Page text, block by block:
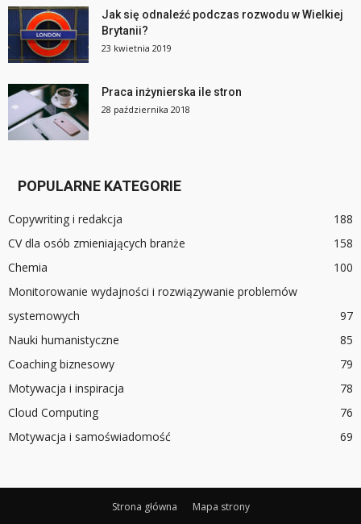
Jak się odnaleźć podczas rozwodu w Wielkiej
Brytanii?
23 kwietnia 2019
Praca inżynierska ile stron
28 października 2018
POPULARNE KATEGORIE
Copywriting i redakcja
188
CV dla osób zmieniających branże
158
Chemia
100
Monitorowanie wydajności i rozwiązywanie problemów
systemowych
97
Nauki humanistyczne
85
Coaching biznesowy
79
Motywacja i inspiracja
78
Cloud Computing
76
Motywacja i samoświadomość
69
Strona główna Mapa strony